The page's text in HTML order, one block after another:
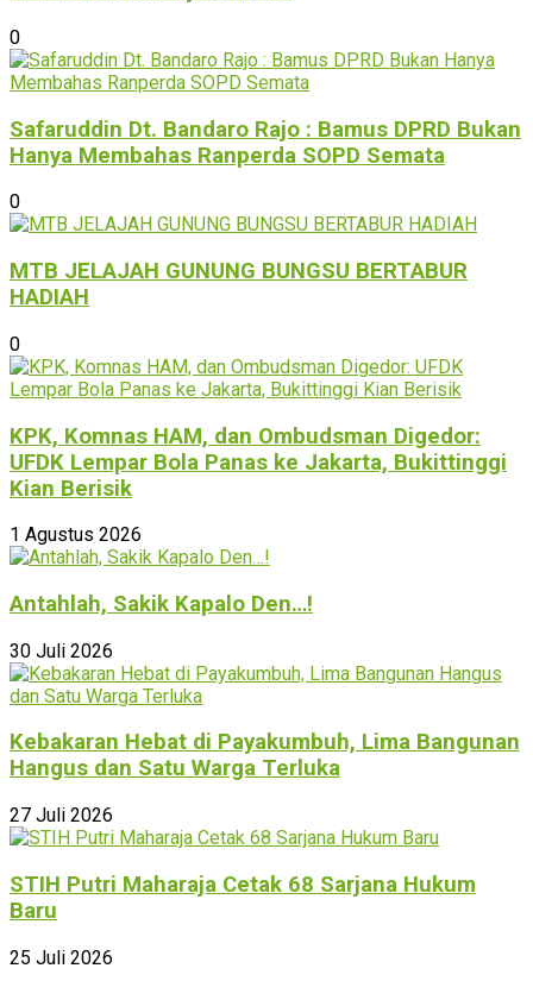
0
Safaruddin Dt. Bandaro Rajo : Bamus DPRD Bukan
Hanya Membahas Ranperda SOPD Semata
0
MTB JELAJAH GUNUNG BUNGSU BERTABUR
HADIAH
0
KPK, Komnas HAM, dan Ombudsman Digedor:
UFDK Lempar Bola Panas ke Jakarta, Bukittinggi
Kian Berisik
1 Agustus 2026
Antahlah, Sakik Kapalo Den…!
30 Juli 2026
Kebakaran Hebat di Payakumbuh, Lima Bangunan
Hangus dan Satu Warga Terluka
27 Juli 2026
STIH Putri Maharaja Cetak 68 Sarjana Hukum
Baru
25 Juli 2026